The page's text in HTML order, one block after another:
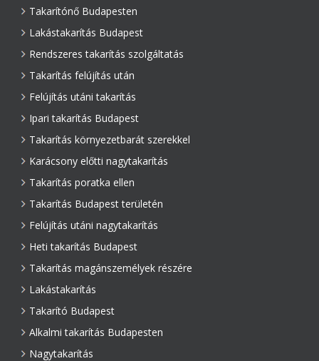
Takarítónő Budapesten
Lakástakarítás Budapest
Rendszeres takarítás szolgáltatás
Takarítás felújítás után
Felújítás utáni takarítás
Ipari takarítás Budapest
Takarítás környezetbarát szerekkel
Karácsony előtti nagytakarítás
Takarítás poratka ellen
Takarítás Budapest területén
Felújítás utáni nagytakarítás
Heti takarítás Budapest
Takarítás magánszemélyek részére
Lakástakarítás
Takarító Budapest
Alkalmi takarítás Budapesten
Nagytakarítás